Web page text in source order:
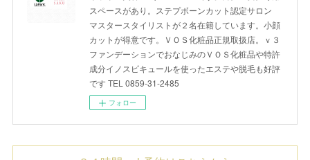
スペースがあり。ステプボーンカット認定サロン
マスタースタイリストが２名在籍しています。小顔
カットが得意です。ＶＯＳ化粧品正規取扱店。ｖ３
ファンデーションでおなじみのＶＯＳ化粧品や特許
成分イノスピキュールを使ったエステや脱毛も好評
です TEL 0859-31-2485
フォロー